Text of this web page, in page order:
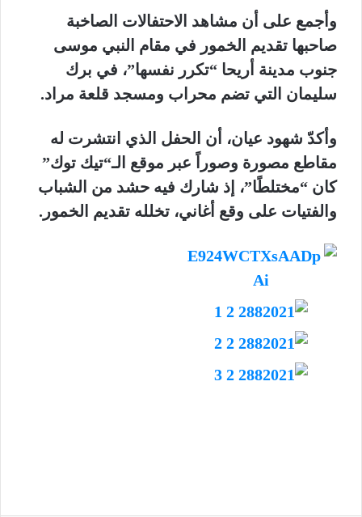
وأجمع على أن مشاهد الاحتفالات الصاخبة
صاحبها تقديم الخمور في مقام النبي موسى
جنوب مدينة أريحا “تكرر نفسها”، في برك
سليمان التي تضم محراب ومسجد قلعة مراد.
وأكدّ شهود عيان، أن الحفل الذي انتشرت له
مقاطع مصورة وصوراً عبر موقع الـ“تيك توك”
كان “مختلطًا”، إذ شارك فيه حشد من الشباب
والفتيات على وقع أغاني، تخلله تقديم الخمور.